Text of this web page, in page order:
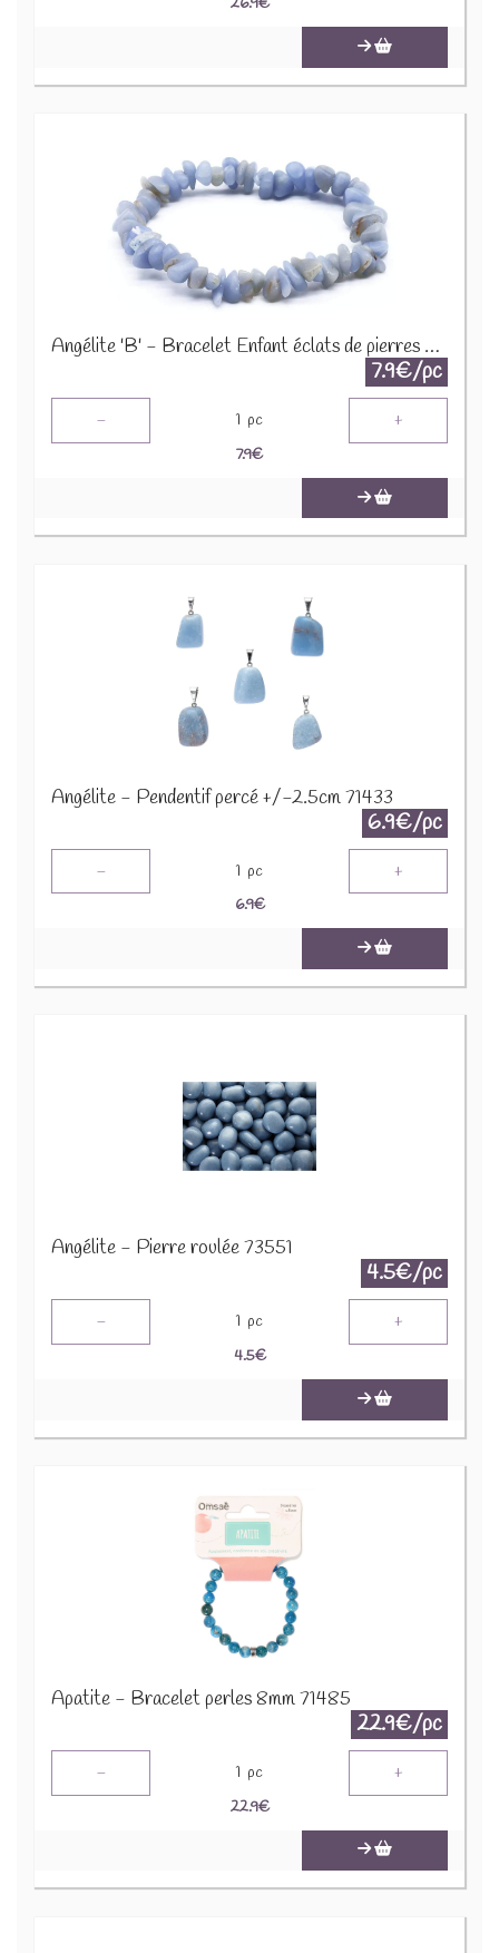
26.9€
Angélite 'B' - Bracelet Enfant éclats de pierres BRC-ANG
7.9€/pc
- 1 pc +
7.9€
Angélite - Pendentif percé +/-2.5cm 71433
6.9€/pc
- 1 pc +
6.9€
Angélite - Pierre roulée 73551
4.5€/pc
- 1 pc +
4.5€
Apatite - Bracelet perles 8mm 71485
22.9€/pc
- 1 pc +
22.9€